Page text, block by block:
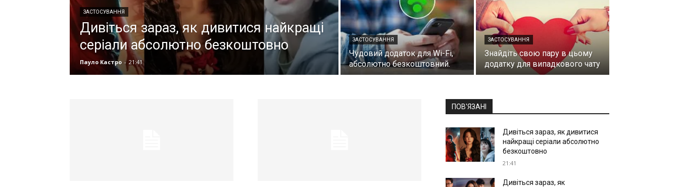
ЗАСТОСУВАННЯ
Дивіться зараз, як дивитися найкращі
серіали абсолютно безкоштовно
Пауло Кастро - 21:41
ЗАСТОСУВАННЯ
Чудовий додаток для Wi-Fi,
абсолютно безкоштовний.
ЗАСТОСУВАННЯ
Знайдіть свою пару в цьому
додатку для випадкового чату
ПОВ'ЯЗАНІ
Дивіться зараз, як дивитися
найкращі серіали абсолютно
безкоштовно
21:41
Дивіться зараз, як